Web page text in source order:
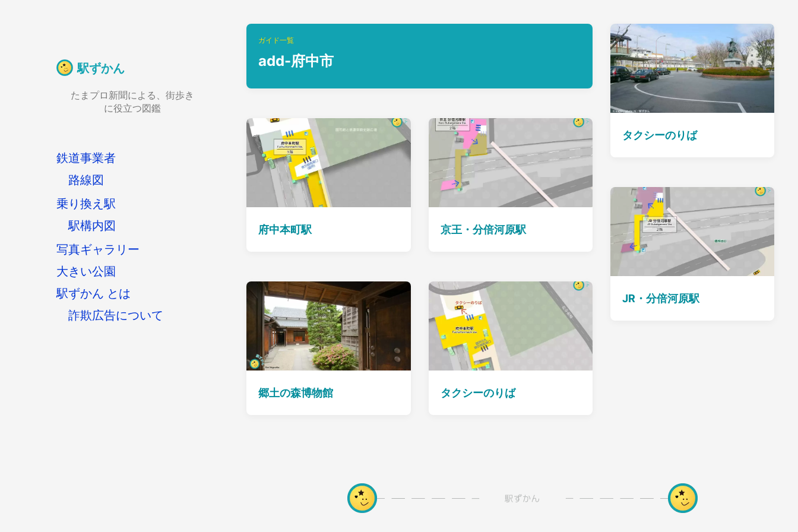
駅ずかん
たまプロ新聞による、街歩き
に役立つ図鑑
鉄道事業者
路線図
乗り換え駅
駅構内図
写真ギャラリー
大きい公園
駅ずかん とは
詐欺広告について
ガイド一覧
add-府中市
タクシーのりば
府中本町駅 京王・分倍河原駅
JR・分倍河原駅
郷土の森博物館 タクシーのりば